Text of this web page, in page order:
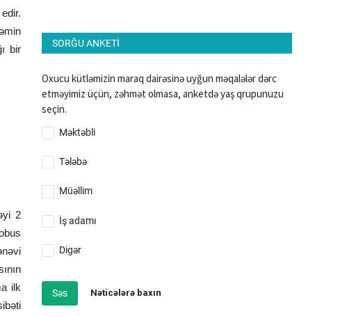
bir
2
ilk
SORĞU ANKETI
Oxucu kütləmizin maraq dairəsinə uyğun məqalələr dərc
etməyimiz üçün, zəhmət olmasa, anketdə yaş qrupunuzu
seçin.
Məktəbli
Tələbə
Müəllim
İş adamı
Digər
Səs Nəticələrə baxın